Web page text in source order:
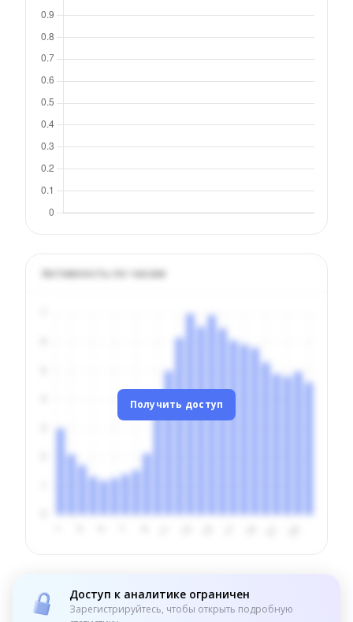
Активность по часам
Получить доступ
Доступ к аналитике ограничен
Зарегистрируйтесь, чтобы открыть подробную